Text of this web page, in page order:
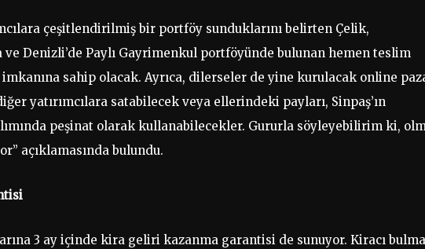
çeşitlendirilmiş bir portföy sunduklarını belirten Çelik,
ve Denizli’de Paylı Gayrimenkul portföyünde bulunan hemen teslim
sahip olacak. Ayrıca, dilerseler de yine kurulacak online
yatırımcılara satabilecek veya ellerindeki payları, Sinpaş’ın
peşinat olarak kullanabilecekler. Gururla söyleyebilirim ki,
açıklamasında bulundu.
3 ay içinde kira geliri kazanma garantisi de sunuyor. Kiracı